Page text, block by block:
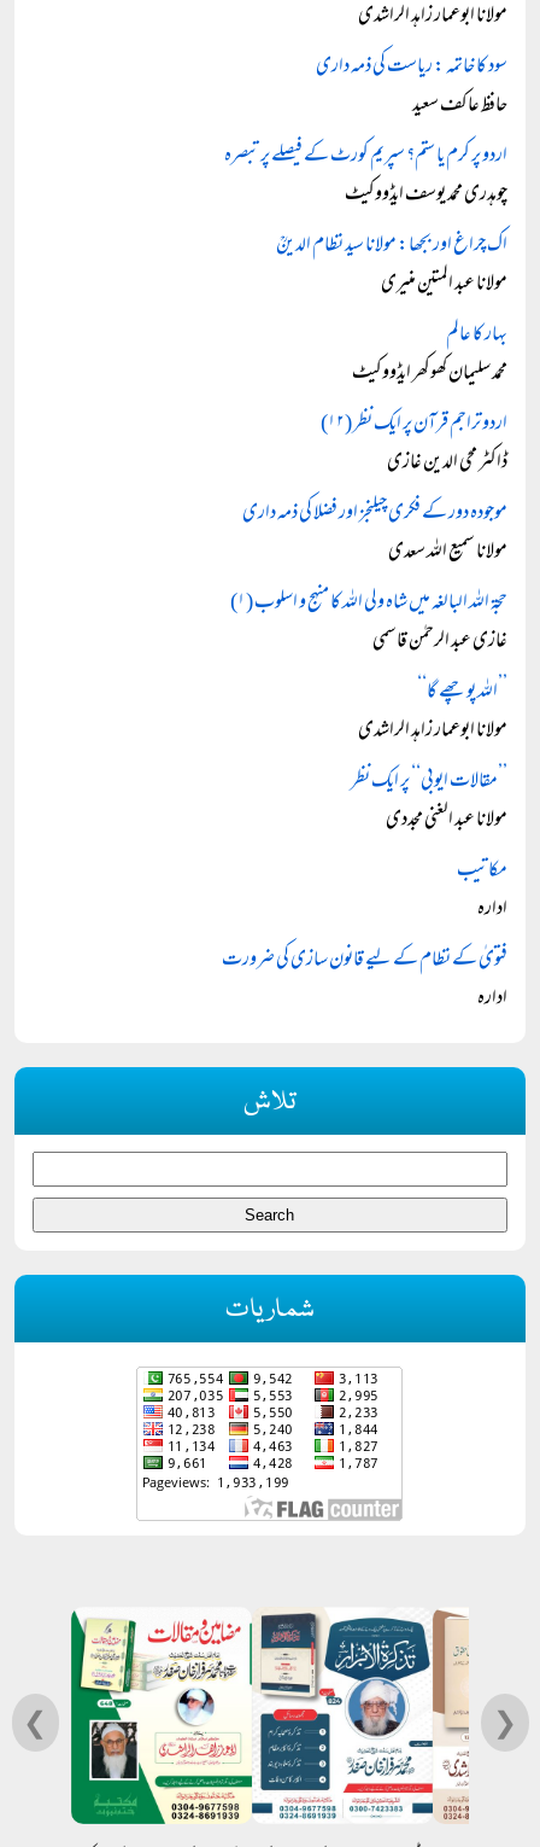
مولانا ابوعمار زاہد الراشدی
سود کا خاتمہ : ریاست کی ذمہ داری
حافظ عاکف سعید
اردو پر کرم یا ستم؟ سپریم کورٹ کے فیصلے پر تبصرہ
چوہدری محمد یوسف ایڈووکیٹ
اک چراغ اور بجھا: مولانا سید نظام الدینؒ
مولانا عبد المتین منیری
بہار کا عالم
محمد سلیمان کھوکھر ایڈووکیٹ
اردو تراجم قرآن پر ایک نظر (۱۲)
ڈاکٹر محی الدین غازی
موجودہ دور کے فکری چیلنجز اور فضلا کی ذمہ داری
مولانا سمیع اللہ سعدی
حجۃ اللہ البالغہ میں شاہ ولی اللہ کا منہج و اسلوب (۱)
غازی عبد الرحمٰن قاسمی
’’اللہ پوچھے گا‘‘
مولانا ابوعمار زاہد الراشدی
’’مقالات ایوبی‘‘ پر ایک نظر
مولانا عبد الغنی مجددی
مکاتیب
ادارہ
فتویٰ کے نظام کے لیے قانون سازی کی ضرورت
ادارہ
تلاش
شماریات
❮ ❯